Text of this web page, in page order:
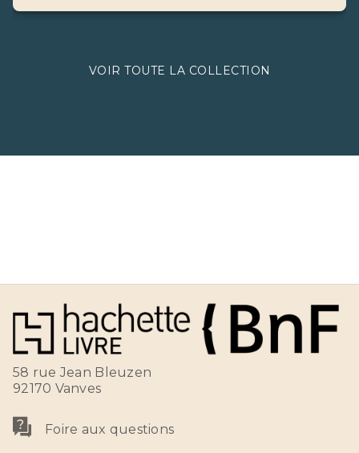
VOIR TOUTE LA COLLECTION
58 rue Jean Bleuzen
92170 Vanves
Foire aux questions